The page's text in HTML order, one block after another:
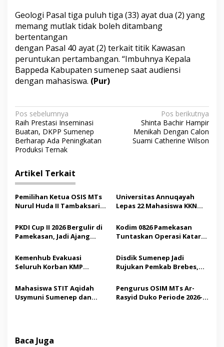
Geologi Pasal tiga puluh tiga (33) ayat dua (2) yang
memang mutlak tidak boleh ditambang
bertentangan
dengan Pasal 40 ayat (2) terkait titik Kawasan
peruntukan pertambangan. “Imbuhnya Kepala
Bappeda Kabupaten sumenep saat audiensi
dengan mahasiswa. (Pur)
N
a
v
i
g
a
s
i
p
o
s
Pos sebelumnya
Raih Prestasi Inseminasi
Buatan, DKPP Sumenep
Berharap Ada Peningkatan
Produksi Ternak
Pos berikutnya
Shinta Bachir Hampir
Menikah Dengan Calon
Suami Catherine Wilson
Artikel Terkait
Pemilihan Ketua OSIS MTs
Nurul Huda II Tambaksari
Demokrasi bagi Siswa
Universitas Annuqayah
Lepas 22 Mahasiswa KKN
Saudi
PKDI Cup II 2026 Bergulir di
Pamekasan, Jadi Ajang
Madura
Kodim 0826 Pamekasan
Tuntaskan Operasi Katarak
Tindakan Medis
Kemenhub Evakuasi
Seluruh Korban KMP
Operator Diaudit
Disdik Sumenep Jadi
Rujukan Pemkab Brebes,
Pendidikan Berbasis
Budaya
Mahasiswa STIT Aqidah
Usymuni Sumenep dan
Pengurus OSIM MTs Ar-
Rasyid Duko Periode 2026-
Baca Juga